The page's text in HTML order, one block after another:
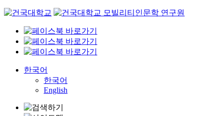
Skip
content
한국어
한국어
English